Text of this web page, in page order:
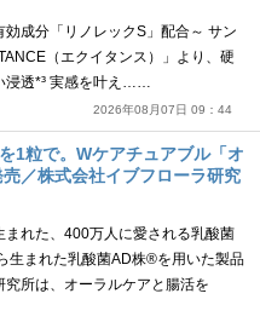
効成分「リノレックS」配合～ サン
（エクイタンス）」より、硬
浸透*³ 実感を叶え……
2026年08月07日 09：44
1粒で。Wケアチュアブル「オ
／株式会社イブフローラ研究
まれた、400万人に愛される乳酸菌
生まれた乳酸菌AD株®を用いた製品
所は、オーラルケアと腸活を